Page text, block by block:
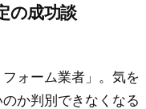
の成功談
ォーム業者」。気を
か判別できなくなる